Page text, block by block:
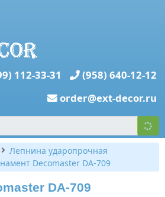
112-33-31
(958) 640-12-12
order@ext-decor.ru
Лепнина ударопрочная
Decomaster DA-709
DA-709